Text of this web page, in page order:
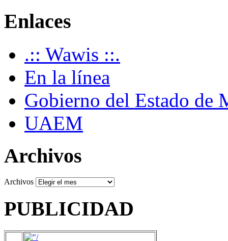
Enlaces
.:: Wawis ::.
En la línea
Gobierno del Estado de
UAEM
Archivos
Archivos
PUBLICIDAD